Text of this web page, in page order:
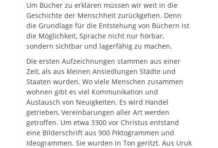
Um Bücher zu erklären müssen wir weit in die
Geschichte der Menschheit zurückgehen. Denn
die Grundlage für die Entstehung von Büchern ist
die Möglichkeit, Sprache nicht nur hörbar,
sondern sichtbar und lagerfähig zu machen.
Die ersten Aufzeichnungen stammen aus einer
Zeit, als aus kleinen Ansiedlungen Städte und
Staaten wurden. Wo viele Menschen zusammen
wohnen gibt es viel Kommunikation und
Austausch von Neuigkeiten. Es wird Handel
getrieben, Vereinbarungen aller Art werden
getroffen. Um etwa 3300 vor Christus entstand
eine Bilderschrift aus 900 Piktogrammen und
Ideogrammen. Sie wurden in Ton geritzt. Aus Uruk